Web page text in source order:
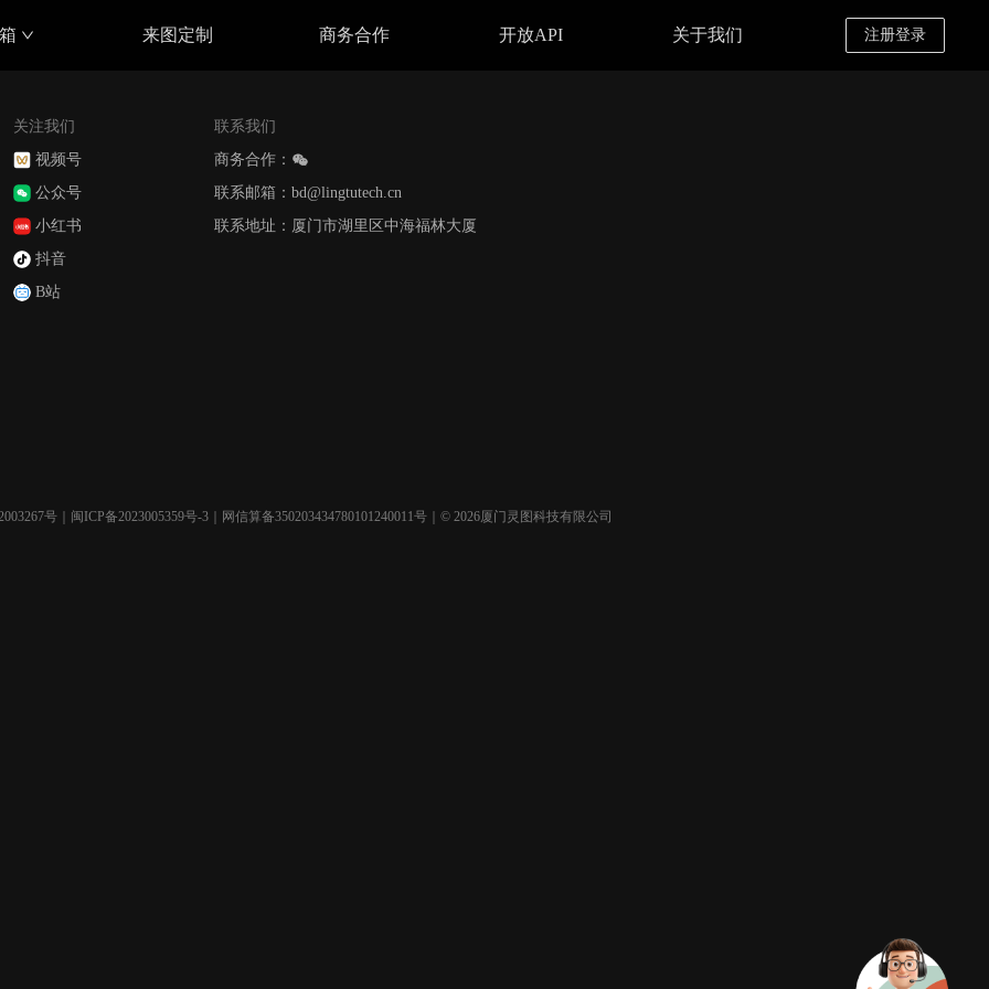
来图定制 商务合作 开放API 关于我们 注册登录
关注我们
视频号
公众号
小红书
抖音
B站
联系我们
商务合作：
联系邮箱：bd@lingtutech.cn
联系地址：厦门市湖里区中海福林大厦
号 闽ICP备2023005359号-3 ｜网信算备350203434780101240011号｜© 2026厦门灵图科技有限公司